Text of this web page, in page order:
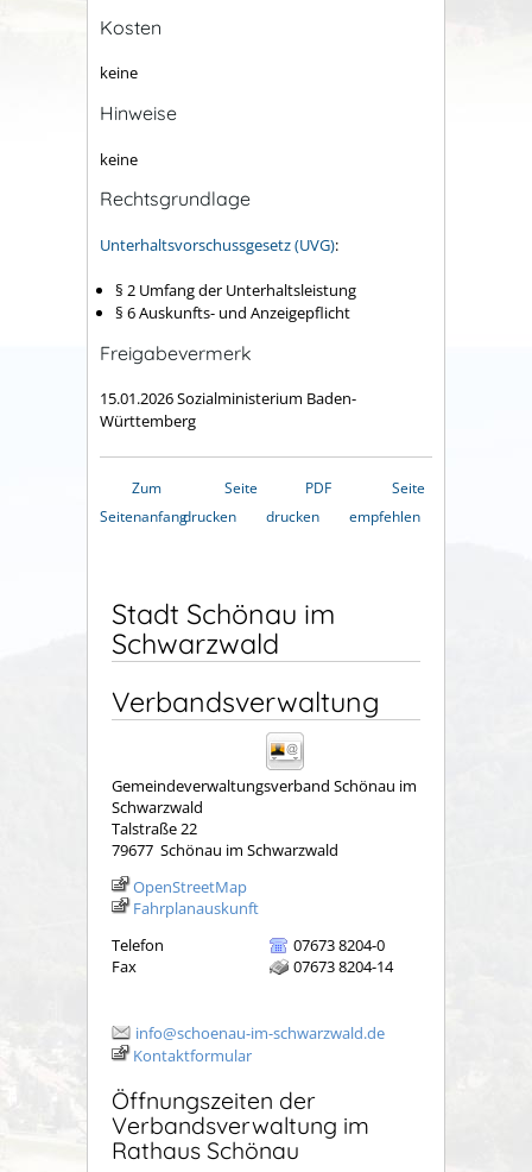
Kosten
keine
Hinweise
keine
Rechtsgrundlage
Unterhaltsvorschussgesetz (UVG):
§ 2 Umfang der Unterhaltsleistung
§ 6 Auskunfts- und Anzeigepflicht
Freigabevermerk
15.01.2026 Sozialministerium Baden-
Württemberg
Zum
Seitenanfang
Seite
drucken
PDF
drucken
Seite
empfehlen
Stadt Schönau im
Schwarzwald
Verbandsverwaltung
Gemeindeverwaltungsverband Schönau im
Schwarzwald
Talstraße 22
79677 Schönau im Schwarzwald
OpenStreetMap
Fahrplanauskunft
Telefon
07673 8204-0
Fax
07673 8204-14
info@schoenau-im-schwarzwald.de
Kontaktformular
Öffnungszeiten der
Verbandsverwaltung im
Rathaus Schönau